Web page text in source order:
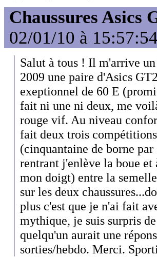
Chaussures Asics
02/01/10 à 15:57:54
Salut à tous ! Il m'arrive
2009 une paire d'Asics
exeptionnel de 60 E
fait ni une ni deux, me
rouge vif. Au niveau
fait deux trois
(cinquantaine de borne
rentrant j'enlève la boue et
mon doigt) entre la
sur les deux
plus c'est que je n'ai fait
mythique, je suis surpris
quelqu'un aurait une
sorties/hebdo. Merci.